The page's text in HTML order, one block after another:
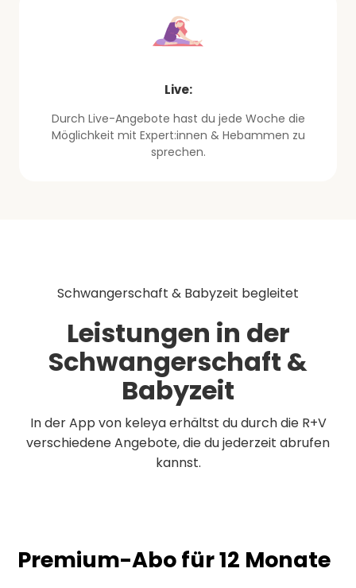
Live:
Durch Live-Angebote hast du jede Woche die
Möglichkeit mit Expert:innen & Hebammen zu
sprechen.
Schwangerschaft & Babyzeit begleitet
Leistungen in der
Schwangerschaft &
Babyzeit
In der App von keleya erhältst du durch die R+V
verschiedene Angebote, die du jederzeit abrufen
kannst.
Premium-Abo für 12 Monate